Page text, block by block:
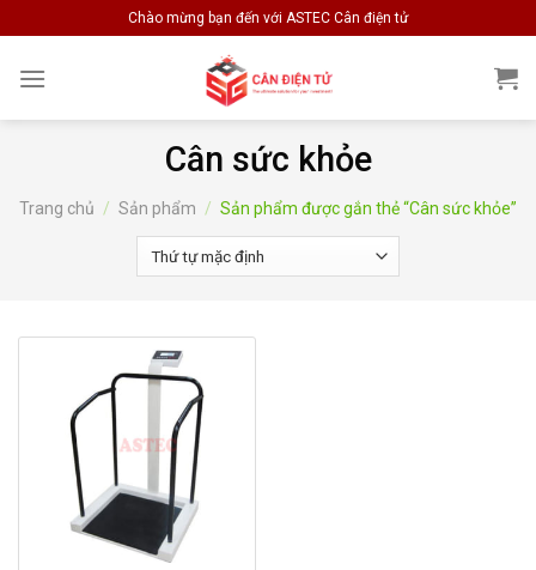
to
content
Chào mừng bạn đến với ASTEC Cân điện tử
Cân sức khỏe
Trang chủ / Sản phẩm / Sản phẩm được gắn thẻ “Cân sức khỏe”